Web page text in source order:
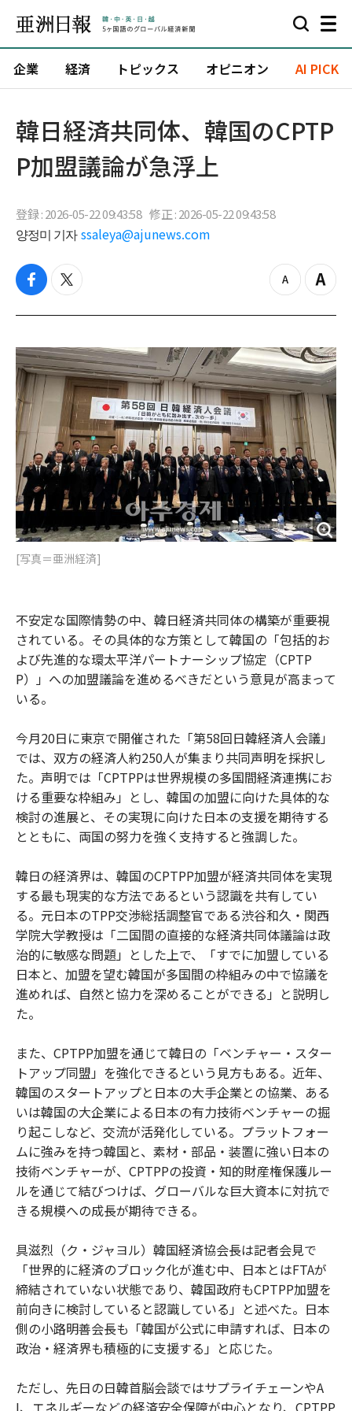
企業 経済 トピックス オピニオン AI PICK
韓日経済共同体、韓国のCPTP
P加盟議論が急浮上
登録 : 2026-05-22 09:43:58 修正 : 2026-05-22 09:43:58
양정미 기자 ssaleya@ajunews.com
f
c
b
o
o
k
t
i
t
e
r
z
o
o
u
t
Z
o
i
n
[写真＝亜洲経済]
不安定な国際情勢の中、韓日経済共同体の構築が重要視
されている。その具体的な方策として韓国の「包括的お
よび先進的な環太平洋パートナーシップ協定（CPTP
P）」への加盟議論を進めるべきだという意見が高まって
いる。
今月20日に東京で開催された「第58回日韓経済人会議」
では、双方の経済人約250人が集まり共同声明を採択し
た。声明では「CPTPPは世界規模の多国間経済連携にお
ける重要な枠組み」とし、韓国の加盟に向けた具体的な
検討の進展と、その実現に向けた日本の支援を期待する
とともに、両国の努力を強く支持すると強調した。
韓日の経済界は、韓国のCPTPP加盟が経済共同体を実現
する最も現実的な方法であるという認識を共有してい
る。元日本のTPP交渉総括調整官である渋谷和久・関西
学院大学教授は「二国間の直接的な経済共同体議論は政
治的に敏感な問題」とした上で、「すでに加盟している
日本と、加盟を望む韓国が多国間の枠組みの中で協議を
進めれば、自然と協力を深めることができる」と説明し
た。
また、CPTPP加盟を通じて韓日の「ベンチャー・スター
トアップ同盟」を強化できるという見方もある。近年、
韓国のスタートアップと日本の大手企業との協業、ある
いは韓国の大企業による日本の有力技術ベンチャーの掘
り起こしなど、交流が活発化している。プラットフォー
ムに強みを持つ韓国と、素材・部品・装置に強い日本の
技術ベンチャーが、CPTPPの投資・知的財産権保護ルー
ルを通じて結びつけば、グローバルな巨大資本に対抗で
きる規模への成長が期待できる。
具滋烈（ク・ジャヨル）韓国経済協会長は記者会見で
「世界的に経済のブロック化が進む中、日本とはFTAが
締結されていない状態であり、韓国政府もCPTPP加盟を
前向きに検討していると認識している」と述べた。日本
側の小路明善会長も「韓国が公式に申請すれば、日本の
政治・経済界も積極的に支援する」と応じた。
ただし、先日の日韓首脳会談ではサプライチェーンやA
I、エネルギーなどの経済安全保障が中心となり、CPTPP